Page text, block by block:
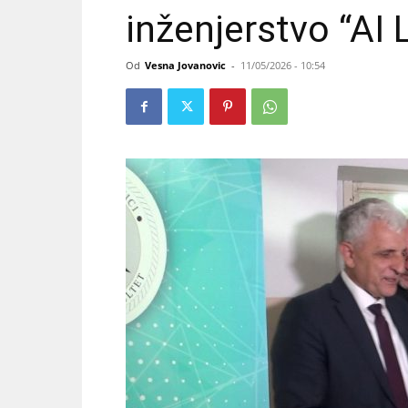
inženjerstvo “AI
Od Vesna Jovanovic - 11/05/2026 - 10:54